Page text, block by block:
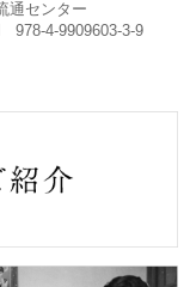
通センター
4-9909603-3-9